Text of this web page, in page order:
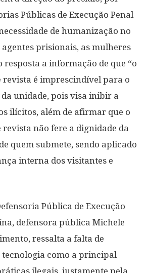
Públicas de Execução Penal
de humanização no
prisionais, as mulheres
a informação de que “o
revista é imprescindível para o
unidade, pois visa inibir a
ilícitos, além de afirmar que o
não fere a dignidade da
quem submete, sendo aplicado
interna dos visitantes e
Pública de Execução
defensora pública Michele
ressalta a falta de
como a principal
ilegais, justamente pela